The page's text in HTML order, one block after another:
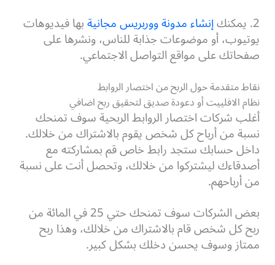
2. يمكنك
إنشاء مدونة ووربريس مجانيةبها فيديوهات
يوتيوب، أو موضوعات جذابة للناس، ونشرها على
صفحاتك على مواقع التواصل الاجتماعي.
نقاط متقدمة حول الربح من اختصار الروابط
نظام الافلييت أو دعودة صديق لتحقيق ربح اضافي
أغلب شركات اختصار الروابط الربحية سوف تمنحك
نسبة من أرباح كل شخص يقوم بالاشتراك من خلالك.
داخل حسابك ستجد رابط خاص قم بمشاركته مع
أصدقاءك ليشتركوا من خلالك، وتحصل أنت على نسبة
من أرباحهم.
بعض الشركات سوف تمنحك حتي 25 في المائة من
ربح كل شخص قام بالاشتراك من خلالك، وهذا ربح
ممتاز وسوف يحسن دخلك بشكل كبير.